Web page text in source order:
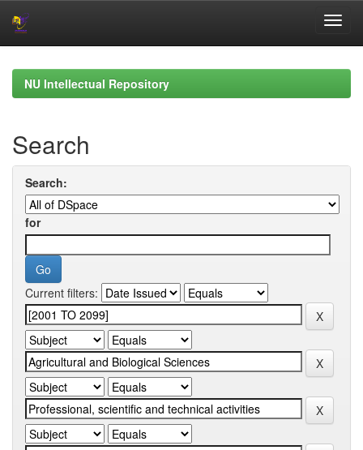
navigationNU Intellectual Repository
Search
Search:
for
Current filters: